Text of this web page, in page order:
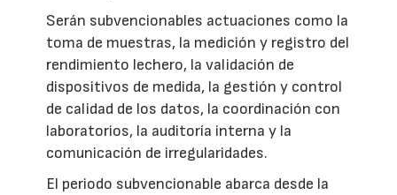
Serán subvencionables actuaciones como la
toma de muestras, la medición y registro del
rendimiento lechero, la validación de
dispositivos de medida, la gestión y control
de calidad de los datos, la coordinación con
laboratorios, la auditoría interna y la
comunicación de irregularidades.
El periodo subvencionable abarca desde la